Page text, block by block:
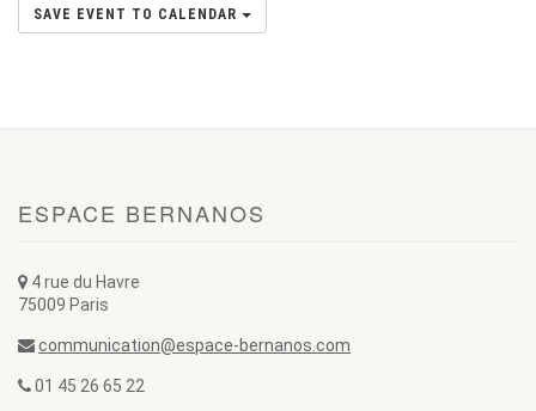
SAVE EVENT TO CALENDAR
ESPACE BERNANOS
4 rue du Havre
75009 Paris
communication@espace-bernanos.com
01 45 26 65 22